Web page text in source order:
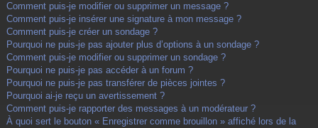
Comment puis-je modifier ou supprimer un message ?
Comment puis-je insérer une signature à mon message ?
Comment puis-je créer un sondage ?
Pourquoi ne puis-je pas ajouter plus d’options à un sondage ?
Comment puis-je modifier ou supprimer un sondage ?
Pourquoi ne puis-je pas accéder à un forum ?
Pourquoi ne puis-je pas transférer de pièces jointes ?
Pourquoi ai-je reçu un avertissement ?
Comment puis-je rapporter des messages à un modérateur ?
À quoi sert le bouton « Enregistrer comme brouillon » affiché lors de la